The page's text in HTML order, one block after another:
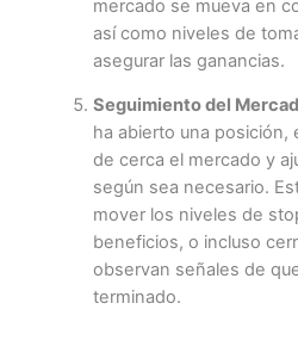
mercado se mueva en
así como niveles de
asegurar las ganancias.
Seguimiento del
ha abierto una posición,
de cerca el mercado y
según sea necesario.
mover los niveles de
beneficios, o incluso
observan señales de
terminado.